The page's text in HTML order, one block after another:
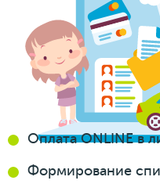
Оплата ONLINEв
Формирование